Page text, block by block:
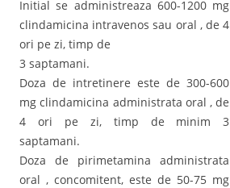
Initial se administreaza 600-1200 mg
clindamicina intravenos sau oral , de 4
ori pe zi, timp de
3 saptamani.
Doza de intretinere este de 300-600
mg clindamicina administrata oral , de
4 ori pe zi, timp de minim 3
saptamani.
Doza de pirimetamina administrata
oral , concomitent, este de 50-75 mg